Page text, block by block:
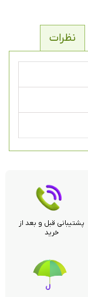
نظرات
پشتیبانی قبل و بعد از
خرید